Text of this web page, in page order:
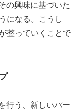
の興味に基づいた
になる。こうし
整っていくことで
行う、新しいパー